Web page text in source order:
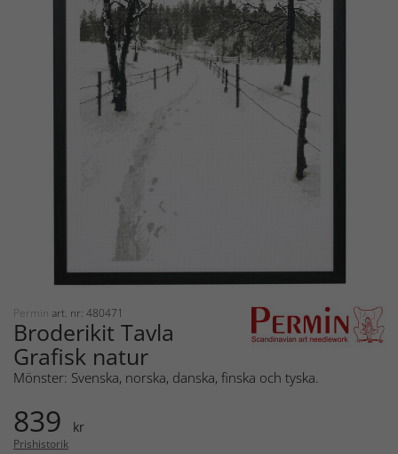
Permin art. nr: 480471
Broderikit Tavla
Grafisk natur
Mönster: Svenska, norska, danska, finska och tyska.
839 kr
Prishistorik